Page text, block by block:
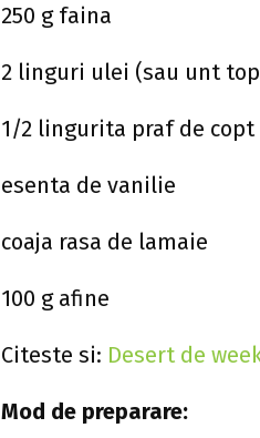
250 g faina
2 linguri ulei (sau unt
1/2 lingurita praf de copt
esenta de vanilie
coaja rasa de lamaie
100 g afine
Citeste si: Desert de
Mod de preparare: